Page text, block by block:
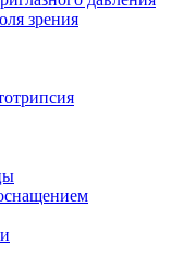
зрения